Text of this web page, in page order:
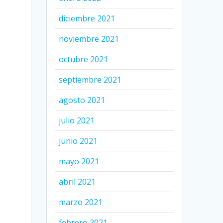
diciembre 2021
noviembre 2021
octubre 2021
septiembre 2021
agosto 2021
julio 2021
junio 2021
mayo 2021
abril 2021
marzo 2021